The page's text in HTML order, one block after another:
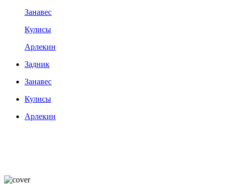
Занавес
Кулисы
Арлекин
Задник
Занавес
Кулисы
Арлекин